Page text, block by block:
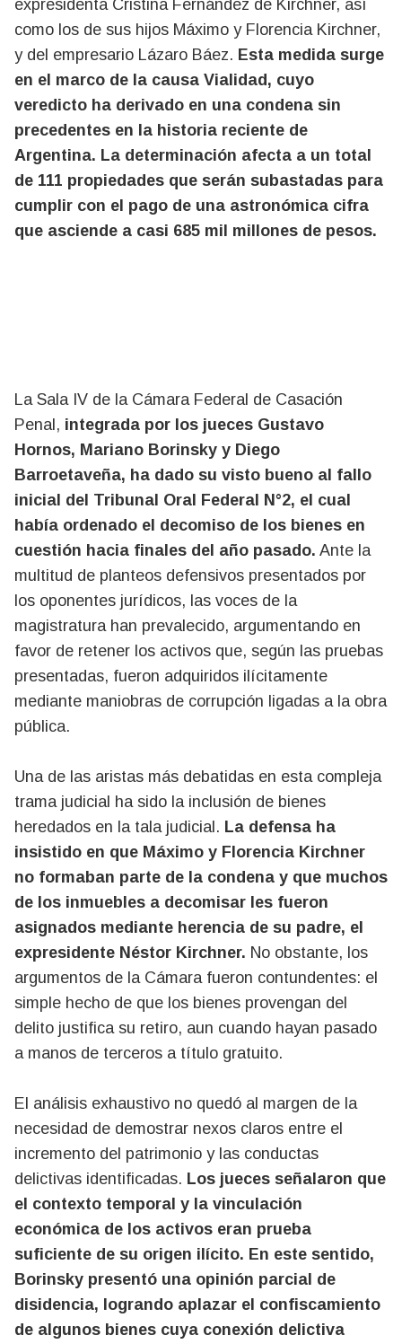
expresidenta Cristina Fernández de Kirchner, así
como los de sus hijos Máximo y Florencia Kirchner,
y del empresario Lázaro Báez. Esta medida surge
en el marco de la causa Vialidad, cuyo
veredicto ha derivado en una condena sin
precedentes en la historia reciente de
Argentina. La determinación afecta a un total
de 111 propiedades que serán subastadas para
cumplir con el pago de una astronómica cifra
que asciende a casi 685 mil millones de pesos.
La Sala IV de la Cámara Federal de Casación
Penal, integrada por los jueces Gustavo
Hornos, Mariano Borinsky y Diego
Barroetaveña, ha dado su visto bueno al fallo
inicial del Tribunal Oral Federal N°2, el cual
había ordenado el decomiso de los bienes en
cuestión hacia finales del año pasado. Ante la
multitud de planteos defensivos presentados por
los oponentes jurídicos, las voces de la
magistratura han prevalecido, argumentando en
favor de retener los activos que, según las pruebas
presentadas, fueron adquiridos ilícitamente
mediante maniobras de corrupción ligadas a la obra
pública.
Una de las aristas más debatidas en esta compleja
trama judicial ha sido la inclusión de bienes
heredados en la tala judicial. La defensa ha
insistido en que Máximo y Florencia Kirchner
no formaban parte de la condena y que muchos
de los inmuebles a decomisar les fueron
asignados mediante herencia de su padre, el
expresidente Néstor Kirchner. No obstante, los
argumentos de la Cámara fueron contundentes: el
simple hecho de que los bienes provengan del
delito justifica su retiro, aun cuando hayan pasado
a manos de terceros a título gratuito.
El análisis exhaustivo no quedó al margen de la
necesidad de demostrar nexos claros entre el
incremento del patrimonio y las conductas
delictivas identificadas. Los jueces señalaron que
el contexto temporal y la vinculación
económica de los activos eran prueba
suficiente de su origen ilícito. En este sentido,
Borinsky presentó una opinión parcial de
disidencia, logrando aplazar el confiscamiento
de algunos bienes cuya conexión delictiva